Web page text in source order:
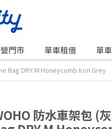
門市 單車租借 單
Bag DRY M Honeycomb Iron Grey
防水車架包 (